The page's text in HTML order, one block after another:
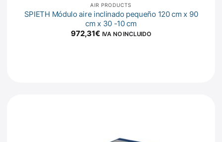
AIR PRODUCTS
SPIETH Módulo aire inclinado pequeño 120 cm x 90
cm x 30 -10 cm
972,31€ IVA NO INCLUIDO